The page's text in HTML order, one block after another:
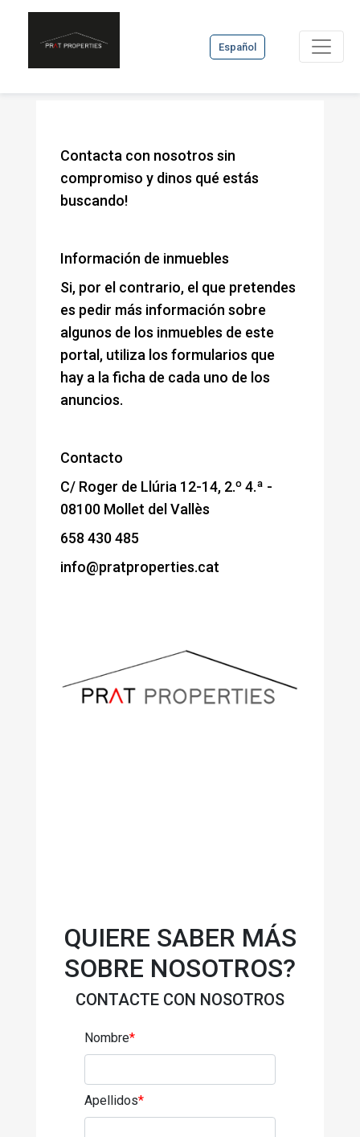
Español
Contacta con nosotros sin
compromiso y dinos qué estás
buscando!
Información de inmuebles
Si, por el contrario, el que pretendes
es pedir más información sobre
algunos de los inmuebles de este
portal, utiliza los formularios que
hay a la ficha de cada uno de los
anuncios.
Contacto
C/ Roger de Llúria 12-14, 2.º 4.ª -
08100 Mollet del Vallès
658 430 485
info@pratproperties.cat
QUIERE SABER MÁS
SOBRE NOSOTROS?
CONTACTE CON NOSOTROS
Nombre*
Apellidos*